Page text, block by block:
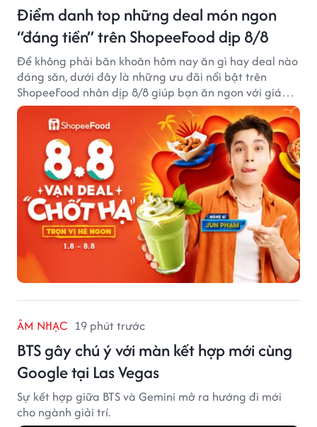
Điểm danh top những deal món ngon
“đáng tiền” trên ShopeeFood dịp 8/8
Để không phải băn khoăn hôm nay ăn gì hay deal nào
đáng săn, dưới đây là những ưu đãi nổi bật trên
ShopeeFood nhân dịp 8/8 giúp bạn ăn ngon với giá
hời mà không cần đắn đo.
ÂM NHẠC 19 phút trước
BTS gây chú ý với màn kết hợp mới cùng
Google tại Las Vegas
Sự kết hợp giữa BTS và Gemini mở ra hướng đi mới
cho ngành giải trí.